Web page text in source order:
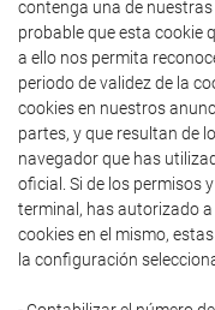
contenga una de
probable que esta cookie
a ello nos permita
periodo de validez de la
cookies en nuestros
partes, y que resultan de
navegador que has
oficial. Si de los permisos
terminal, has autorizado
cookies en el mismo,
la configuración